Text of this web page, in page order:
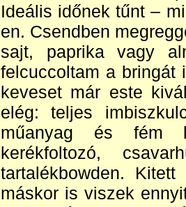
Ideális időnek tűnt –
en. Csendben
sajt, paprika vagy
felcuccoltam a bringát
keveset már este
elég: teljes
műanyag és fém
kerékfoltozó,
tartalékbowden.
máskor is viszek